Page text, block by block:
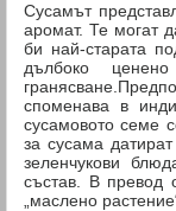
Сусамът
аромат. Те могат
би най-старата
дълбоко
споменава в
сусамовото семе
за сусама
зеленчукови
състав. В превод
„маслено